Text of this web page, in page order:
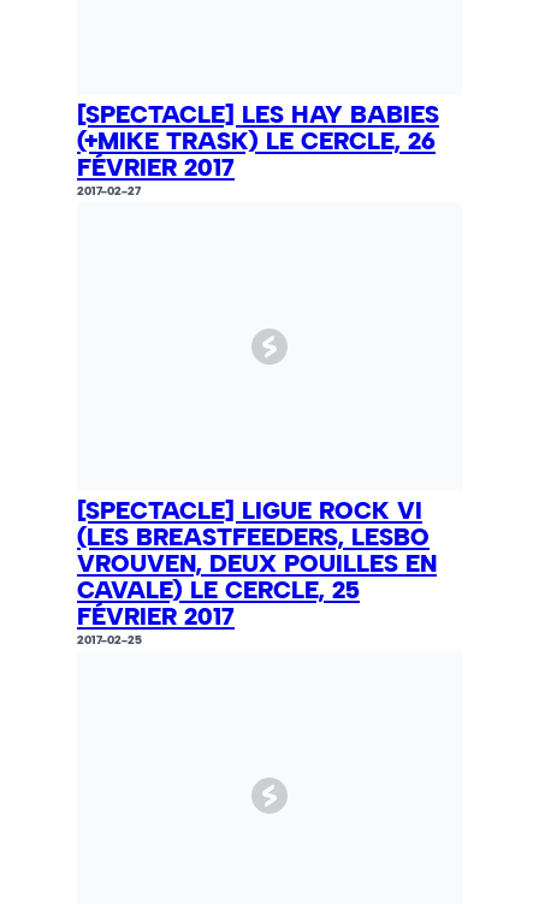
[SPECTACLE] LES HAY BABIES
(+MIKE TRASK) LE CERCLE, 26
FÉVRIER 2017
2017-02-27
[SPECTACLE] LIGUE ROCK VI
(LES BREASTFEEDERS, LESBO
VROUVEN, DEUX POUILLES EN
CAVALE) LE CERCLE, 25
FÉVRIER 2017
2017-02-25